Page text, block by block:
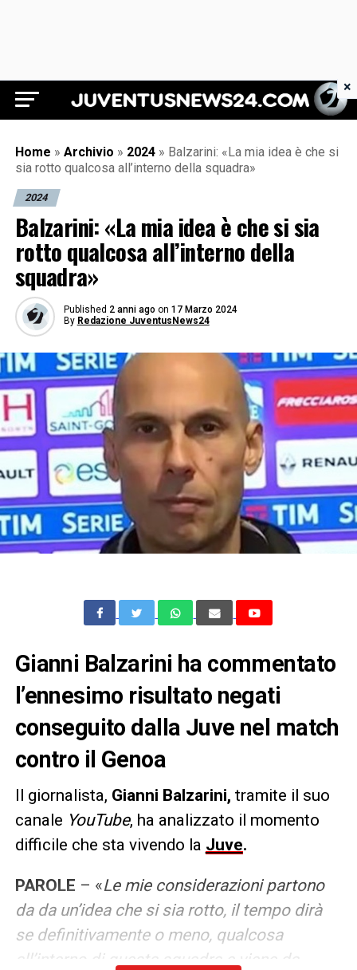
Juventus News 24
Home » Archivio » 2024 » Balzarini: «La mia idea è che si
sia rotto qualcosa all’interno della squadra»
2024
Balzarini: «La mia idea è che si sia
rotto qualcosa all’interno della
squadra»
Published 2 anni ago on 17 Marzo 2024
By Redazione JuventusNews24
Gianni Balzarini ha commentato
l’ennesimo risultato negati
conseguito dalla Juve nel match
contro il Genoa
Il giornalista, Gianni Balzarini, tramite il suo
canale YouTube, ha analizzato il momento
difficile che sta vivendo la Juve.
PAROLE – «Le mie considerazioni partono
da da un’idea che si sia rotto, il tempo dirà
se definitivamente o meno, qualcosa
all’interno di questa squadra e viene da
×